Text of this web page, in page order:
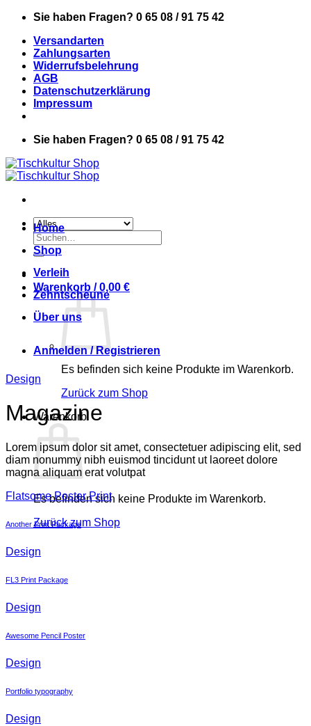
Zum
springen
Sie haben Fragen? 0 65 08 / 91 75 42
Versandarten
Zahlungsarten
Widerrufsbelehrung
AGB
Datenschutzerklärung
Impressum
Sie haben Fragen? 0 65 08 / 91 75 42
Suchen
nach:
Warenkorb /0,00 €
Es befinden sich keine Produkte im Warenkorb.
Zurück zum Shop
Warenkorb
Es befinden sich keine Produkte im Warenkorb.
Zurück zum Shop
Home
Shop
Verleih
Zehntscheune
Über uns
Anmelden / Registrieren
Design
Magazine
Lorem ipsum dolor sit amet, consectetuer adipiscing elit, sed
diam nonummy nibh euismod tincidunt ut laoreet dolore
magna aliquam erat volutpat
Flatsome Poster Print
Another Print Package
Design
FL3 Print Package
Design
Awesome Pencil Poster
Design
Portfolio typography
Design